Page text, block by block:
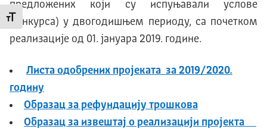
Промени величину слова
предложених који су испуњавали услове
Конкурса) у двогодишњем периоду, са почетком
реализације од 01. јануара 2019. године.
Листа одобрених пројеката за 2019/2020.
годину
Образац за рефундацију трошкова
Образац за извештај о реализацији пројекта